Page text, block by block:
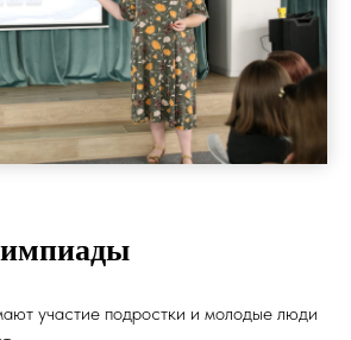
участие подростки и молодые люди